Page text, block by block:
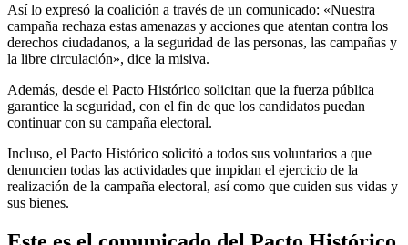
Así lo expresó la coalición a través de un comunicado: «Nuestra
campaña rechaza estas amenazas y acciones que atentan contra los
derechos ciudadanos, a la seguridad de las personas, las campañas y
la libre circulación», dice la misiva.
Además, desde el Pacto Histórico solicitan que la fuerza pública
garantice la seguridad, con el fin de que los candidatos puedan
continuar con su campaña electoral.
Incluso, el Pacto Histórico solicitó a todos sus voluntarios a que
denuncien todas las actividades que impidan el ejercicio de la
realización de la campaña electoral, así como que cuiden sus vidas y
sus bienes.